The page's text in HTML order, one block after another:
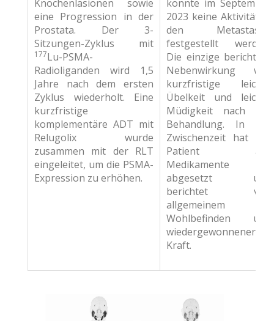
Knochenläsionen sowie
eine Progression in der
Prostata. Der 3-
Sitzungen-Zyklus mit
177Lu-PSMA-
Radioliganden wird 1,5
Jahre nach dem ersten
Zyklus wiederholt. Eine
kurzfristige
komplementäre ADT mit
Relugolix wurde
zusammen mit der RLT
eingeleitet, um die PSMA-
Expression zu erhöhen.
konnte im September
2023 keine Aktivität in
den Metastasen
festgestellt werden.
Die einzige berichtete
Nebenwirkung war
kurzfristige leichte
Übelkeit und leichte
Müdigkeit nach der
Behandlung. In der
Zwischenzeit hat der
Patient alle
Medikamente
abgesetzt und
berichtet von
allgemeinem
Wohlbefinden und
wiedergewonnener
Kraft.